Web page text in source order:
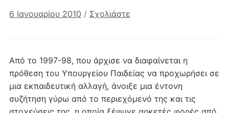
6 Ιανουαρίου 2010 / Σχολιάστε
Από το 1997-98, που άρχισε να διαφαίνεται η
πρόθεση του Υπουργείου Παιδείας να προχωρήσει σε
μια εκπαιδευτική αλλαγή, άνοιξε μια έντονη
συζήτηση γύρω από το περιεχόμενό της και τις